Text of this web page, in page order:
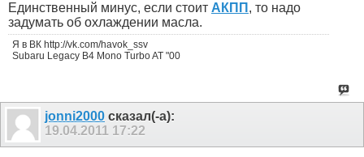
Единственный минус, если стоит АКПП , то надо
задумать об охлаждении масла.
Я в ВК http://vk.com/havok_ssv
Subaru Legacy B4 Mono Turbo AT "00
jonni2000 сказал(-а):
19.04.2011 17:22